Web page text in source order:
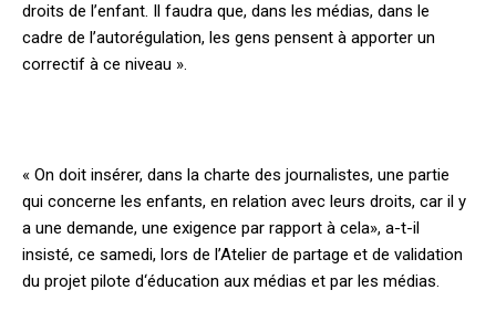
droits de l’enfant. Il faudra que, dans les médias, dans le
cadre de l’autorégulation, les gens pensent à apporter un
correctif à ce niveau ».
« On doit insérer, dans la charte des journalistes, une partie
qui concerne les enfants, en relation avec leurs droits, car il y
a une demande, une exigence par rapport à cela», a-t-il
insisté, ce samedi, lors de l’Atelier de partage et de validation
du projet pilote d‘éducation aux médias et par les médias.